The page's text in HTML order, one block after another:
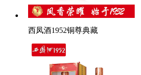
西凤酒1952铜尊典藏